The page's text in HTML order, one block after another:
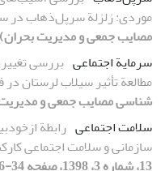
موردی: زلزلة سرپل‌ذهاب در سال
مصایب جمعی و مدیریت بحران)، 1398، صفحه 5-
سرمایة اجتماعی بررسی
مطالعة تأثیر سیلاب لرستان در
شناسی مصایب جمعی و مدیریت بحران)، 1398،
سلامت اجتماعی رابطة
سازمانی و سلامت اجتماعی
13، شماره 3، 1398، صفحه 34-56]